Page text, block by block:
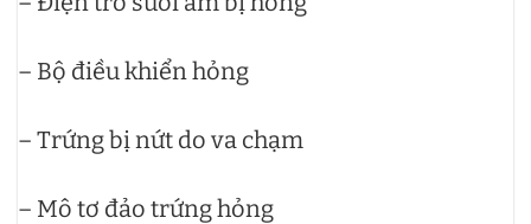
– Bộ điều khiển hỏng
– Trứng bị nứt do va chạm
– Mô tơ đảo trứng hỏng